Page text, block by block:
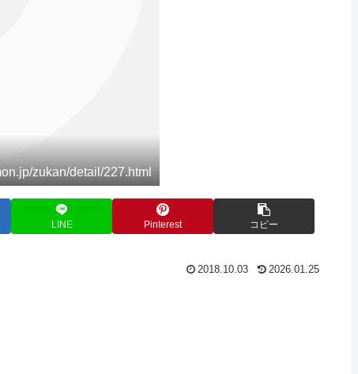
zukan/detail/227.html
LINE Pinterest コピー
2018.10.03 2026.01.25